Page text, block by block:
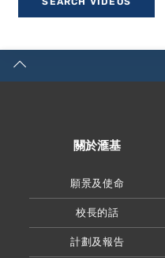
關於滙基
願景及使命
校長的話
計劃及報告